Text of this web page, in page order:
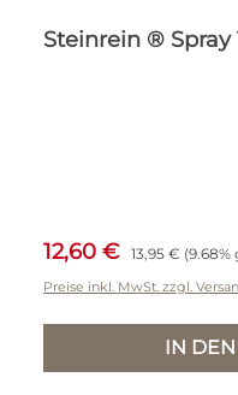
Steinrein ® Spray
Verkaufspreis:
12,60 € Regulärer Preis:
13,95 € (9.68%
Preise inkl. MwSt. zzgl.
IN